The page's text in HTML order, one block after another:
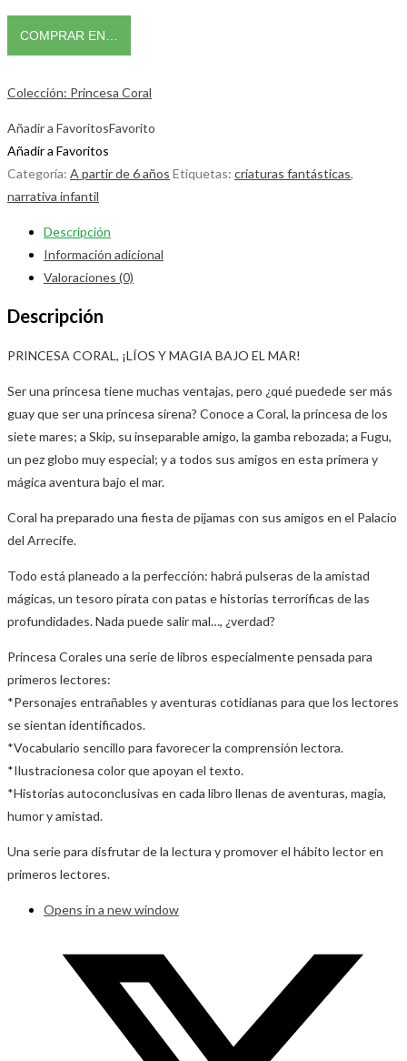
COMPRAR EN…
Colección: Princesa Coral
Añadir a FavoritosFavorito
Añadir a Favoritos
Categoría: A partir de 6 años Etiquetas: criaturas fantásticas,
narrativa infantil
Descripción
Información adicional
Valoraciones (0)
Descripción
PRINCESA CORAL, ¡LÍOS Y MAGIA BAJO EL MAR!
Ser una princesa tiene muchas ventajas, pero ¿qué puedede ser más
guay que ser una princesa sirena? Conoce a Coral, la princesa de los
siete mares; a Skip, su inseparable amigo, la gamba rebozada; a Fugu,
un pez globo muy especial; y a todos sus amigos en esta primera y
mágica aventura bajo el mar.
Coral ha preparado una fiesta de pijamas con sus amigos en el Palacio
del Arrecife.
Todo está planeado a la perfección: habrá pulseras de la amistad
mágicas, un tesoro pirata con patas e historias terroríficas de las
profundidades. Nada puede salir mal…, ¿verdad?
Princesa Corales una serie de libros especialmente pensada para
primeros lectores:
*Personajes entrañables y aventuras cotidianas para que los lectores
se sientan identificados.
*Vocabulario sencillo para favorecer la comprensión lectora.
*Ilustracionesa color que apoyan el texto.
*Historias autoconclusivas en cada libro llenas de aventuras, magia,
humor y amistad.
Una serie para disfrutar de la lectura y promover el hábito lector en
primeros lectores.
Opens in a new window